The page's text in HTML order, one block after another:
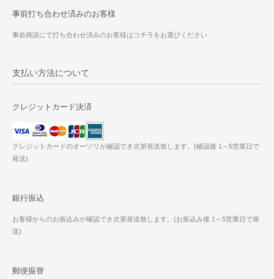
事前打ち合わせ済みのお客様
事前商談にて打ち合わせ済みのお客様はコチラをお選びください
支払い方法について
クレジットカード決済
クレジットカードのオーソリが確認でき次第発送致します。(確認後 1～5営業日で
発送)
銀行振込
お客様からのお振込みが確認でき次第発送致します。(お振込み後 1～5営業日で発
送)
郵便振替